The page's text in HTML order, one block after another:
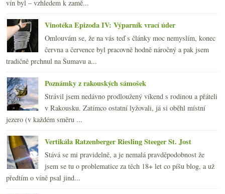
vín byl – vzhledem k zamě...
Vinotéka Epizoda IV: Výparník vrací úder
Omlouvám se, že na vás teď s články moc nemyslím, konec
června a července byl pracovně hodně náročný a pak jsem
tradičně prchnul na Šumavu a...
Poznámky z rakouských sámošek
Strávil jsem nedávno prodloužený víkend s rodinou a přáteli
v Rakousku. Zatímco ostatní lyžovali, já si oběhl místní
jezero (v každém směru ...
Vertikála Ratzenberger Riesling Steeger St. Jost
Stává se mi pravidelně, a je nemalá pravděpodobnost že
jsem se tu o problematice za těch 18+ let co píšu blog, a už
předtím o víně psal jind...